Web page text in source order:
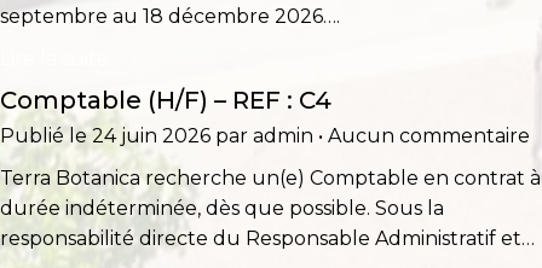
septembre au 18 décembre 2026….
Comptable (H/F) – REF : C4
Publié le 24 juin 2026 par admin • Aucun commentaire
Terra Botanica recherche un(e) Comptable en contrat à
durée indéterminée, dès que possible. Sous la
responsabilité directe du Responsable Administratif et…